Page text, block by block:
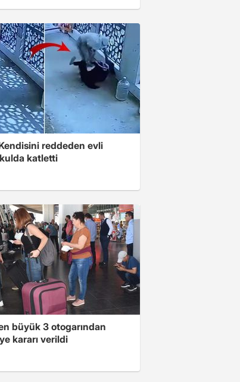
reddeden evli
katletti
büyük 3 otogarından
kararı verildi